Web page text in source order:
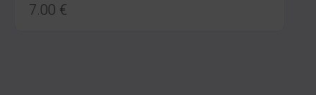
7.00 €